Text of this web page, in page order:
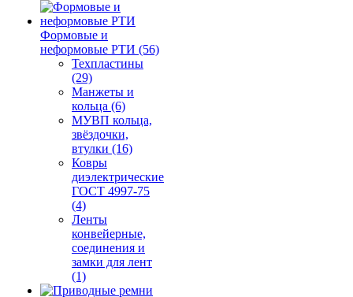
Формовые и
неформовые РТИ (56)
Техпластины
(29)
Манжеты и
кольца (6)
МУВП кольца,
звёздочки,
втулки (16)
Ковры
диэлектрические
ГОСТ 4997-75
(4)
Ленты
конвейерные,
соединения и
замки для лент
(1)